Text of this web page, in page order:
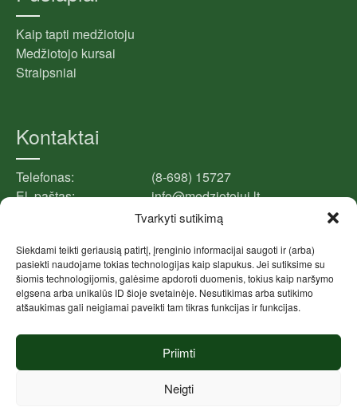
Tvarkyti sutikimą
Siekdami teikti geriausią patirtį, įrenginio informacijai saugoti ir (arba)
pasiekti naudojame tokias technologijas kaip slapukus. Jei sutiksime su
šiomis technologijomis, galėsime apdoroti duomenis, tokius kaip naršymo
elgsena arba unikalūs ID šioje svetainėje. Nesutikimas arba sutikimo
atšaukimas gali neigiamai paveikti tam tikras funkcijas ir funkcijas.
Priimti
Neigti
Kaip tapti medžiotoju
Medžiotojo kursai
Straipsniai
Kontaktai
Telefonas:
(8-698) 15727
El. paštas:
info@medziotojui.lt
Kauno g. 12-1, LT-03212, Vilnius
Facebook puslapis
Spustelėkite, kad priimtumėte rinkodara
slapukus ir įgalintumėte šį turinį